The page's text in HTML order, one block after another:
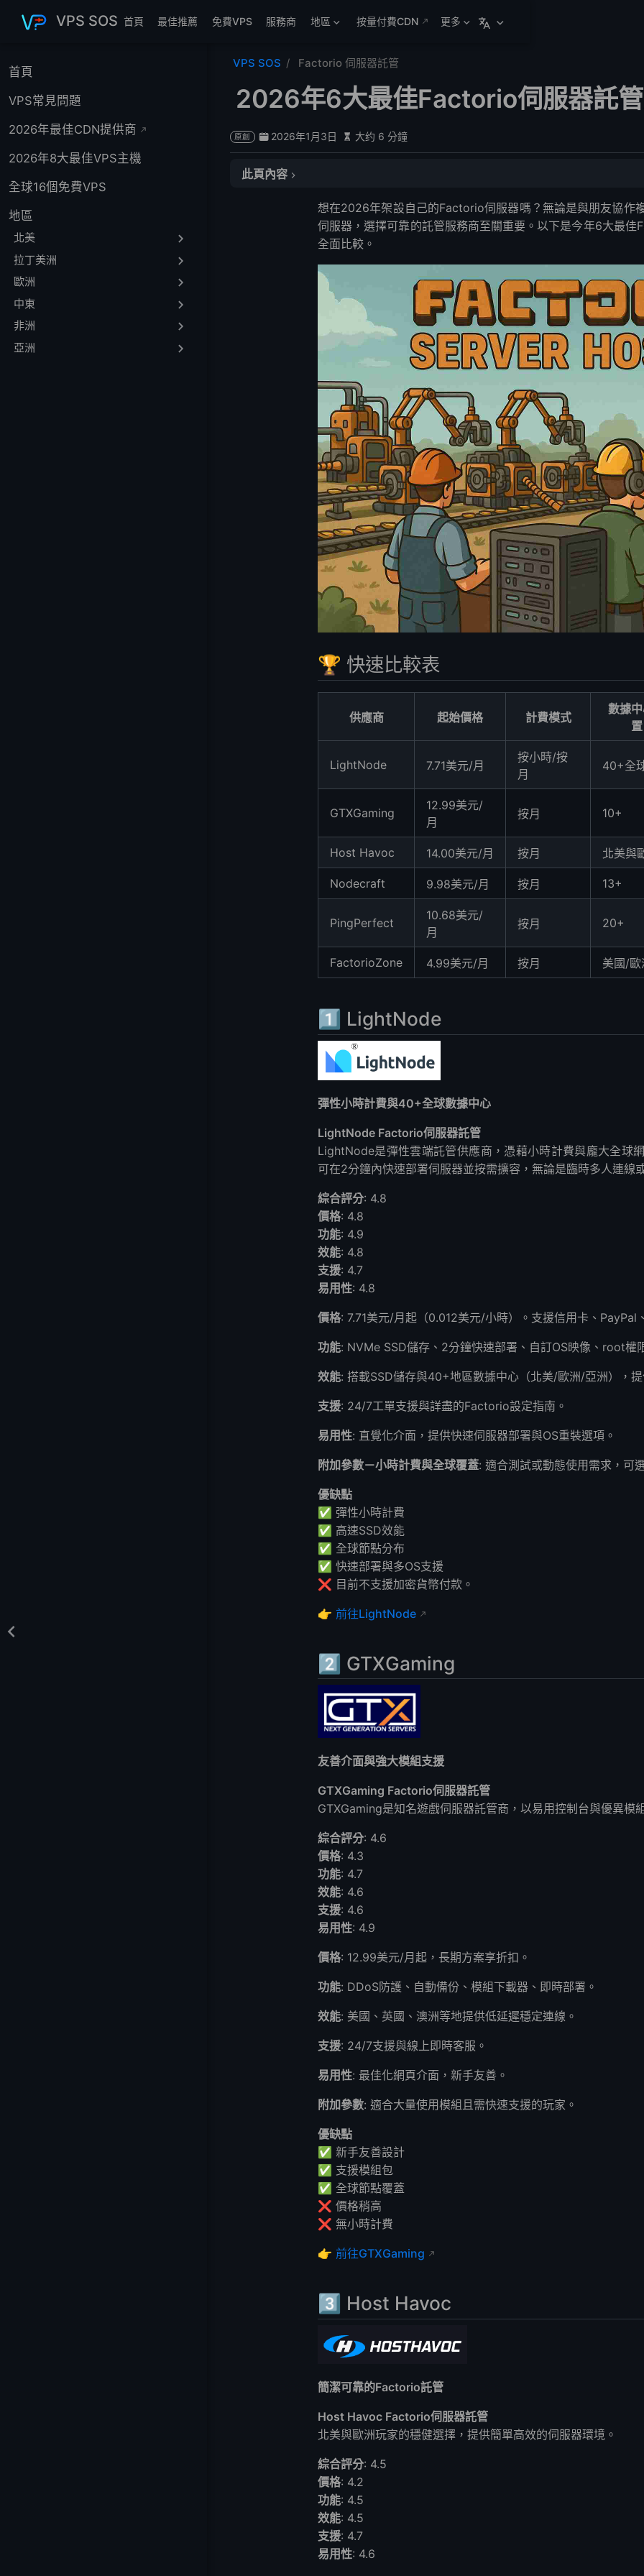
VPS SOS 首頁 最佳推薦 免費VPS 服務商 地區 按量付費CDN 更多
首頁
VPS常見問題
2026年最佳CDN提供商
2026年8大最佳VPS主機
全球16個免費VPS
地區
北美
拉丁美洲
歐洲
中東
非洲
亞洲
VPS SOS Factorio 伺服器託管
2026年6大最佳Factorio伺服器託
原創 2026年1月3日 大约 6 分鐘
此頁內容
哪家Factorio伺服器託管最推薦？
Factorio伺服器需要多少記憶體？
FactorioZone是否可靠？
想在2026年架設自己的Factorio伺服器嗎？無論是與朋友協作
伺服器，選擇可靠的託管服務商至關重要。以下是今年6大最
全面比較。
🏆 快速比較表
供應商 起始價格 計費模式
數據
置
LightNode 7.71美元/月
按小時/按
月
40+全
GTXGaming
12.99美元/
月
按月 10+
Host Havoc 14.00美元/月 按月 北美與
Nodecraft 9.98美元/月 按月 13+
PingPerfect
10.68美元/
月
按月 20+
FactorioZone 4.99美元/月 按月 美國/歐
1️⃣ LightNode
彈性小時計費與40+全球數據中心
LightNode Factorio伺服器託管
LightNode是彈性雲端託管供應商，憑藉小時計費與龐大全球
可在2分鐘內快速部署伺服器並按需擴容，無論是臨時多人連線
綜合評分: 4.8
價格: 4.8
功能: 4.9
效能: 4.8
支援: 4.7
易用性: 4.8
價格: 7.71美元/月起（0.012美元/小時）。支援信用卡、PayPal
功能: NVMe SSD儲存、2分鐘快速部署、自訂OS映像、root權
效能: 搭載SSD儲存與40+地區數據中心（北美/歐洲/亞洲），提
支援: 24/7工單支援與詳盡的Factorio設定指南。
易用性: 直覺化介面，提供快速伺服器部署與OS重裝選項。
附加參數－小時計費與全球覆蓋: 適合測試或動態使用需求，可
優缺點
✅ 彈性小時計費
✅ 高速SSD效能
✅ 全球節點分布
✅ 快速部署與多OS支援
❌ 目前不支援加密貨幣付款。
👉 前往LightNode
2️⃣ GTXGaming
友善介面與強大模組支援
GTXGaming Factorio伺服器託管
GTXGaming是知名遊戲伺服器託管商，以易用控制台與優異模
綜合評分: 4.6
價格: 4.3
功能: 4.7
效能: 4.6
支援: 4.6
易用性: 4.9
價格: 12.99美元/月起，長期方案享折扣。
功能: DDoS防護、自動備份、模組下載器、即時部署。
效能: 美國、英國、澳洲等地提供低延遲穩定連線。
支援: 24/7支援與線上即時客服。
易用性: 最佳化網頁介面，新手友善。
附加參數: 適合大量使用模組且需快速支援的玩家。
優缺點
✅ 新手友善設計
✅ 支援模組包
✅ 全球節點覆蓋
❌ 價格稍高
❌ 無小時計費
👉 前往GTXGaming
3️⃣ Host Havoc
簡潔可靠的Factorio託管
Host Havoc Factorio伺服器託管
北美與歐洲玩家的穩健選擇，提供簡單高效的伺服器環境。
綜合評分: 4.5
價格: 4.2
功能: 4.5
效能: 4.5
支援: 4.7
易用性: 4.6